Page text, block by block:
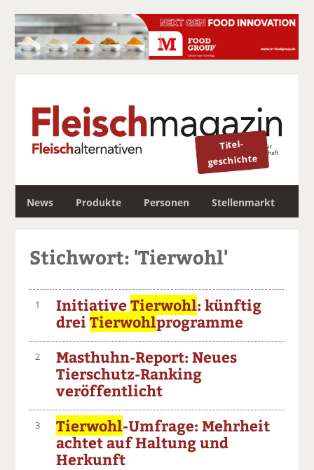
Titel-
geschichte
News Produkte Personen Stellenmarkt
u
c
Stichwort: 'Tierwohl'
1 InitiativeTierwohl: künftig
dreiTierwohlprogramme
2
Masthuhn-Report: Neues
Tierschutz-Ranking
veröffentlicht
3 Tierwohl-Umfrage: Mehrheit
achtet auf Haltung und
Herkunft